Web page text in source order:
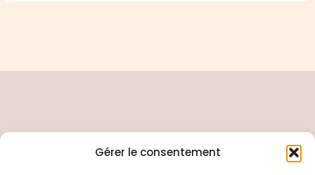
Gérer le consentement